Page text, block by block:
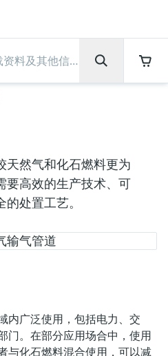
计
services
服务
—— 提高
转型，实
卓越运营
出版物, 软
习平台上
升技能。
涯
职业生
工作机会
天然气和化石燃料更为
要高效的生产技术、可
处置工艺。
内广泛使用，包括电力、交
门。在部分应用场合中，使用
与化石燃料混合使用，可以减